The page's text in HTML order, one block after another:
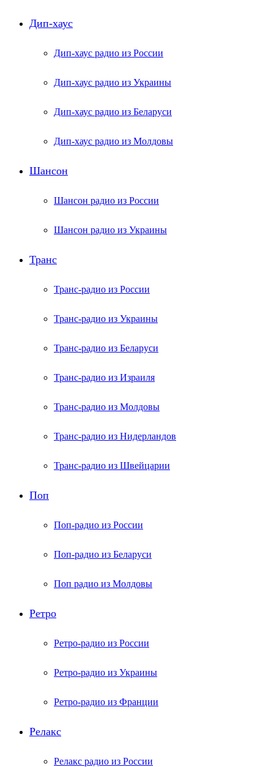
Дип-хаус
Дип-хаус радио из России
Дип-хаус радио из Украины
Дип-хаус радио из Беларуси
Дип-хаус радио из Молдовы
Шансон
Шансон радио из России
Шансон радио из Украины
Транс
Транс-радио из России
Транс-радио из Украины
Транс-радио из Беларуси
Транс-радио из Израиля
Транс-радио из Молдовы
Транс-радио из Нидерландов
Транс-радио из Швейцарии
Поп
Поп-радио из России
Поп-радио из Беларуси
Поп радио из Молдовы
Ретро
Ретро-радио из России
Ретро-радио из Украины
Ретро-радио из Франции
Релакс
Релакс радио из России